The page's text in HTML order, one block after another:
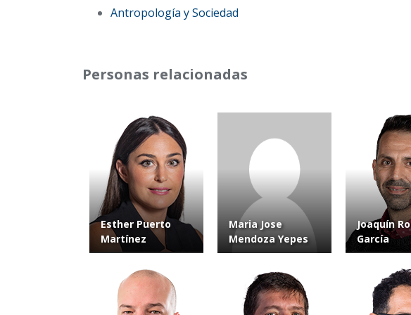
Antropología y Sociedad
Personas relacionadas
Esther Puerto
Martínez
Maria Jose
Mendoza Yepes
Joaquín
García